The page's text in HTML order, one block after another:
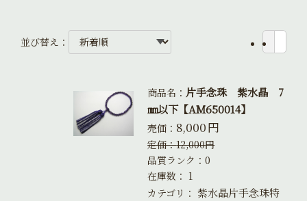
並び替え：
商品名： 片手念珠 紫水晶 7
㎜以下【AM650014】
売価： 8,000円
定価：12,000円
品質ランク：0
在庫数： 1
カテゴリ： 紫水晶片手念珠特